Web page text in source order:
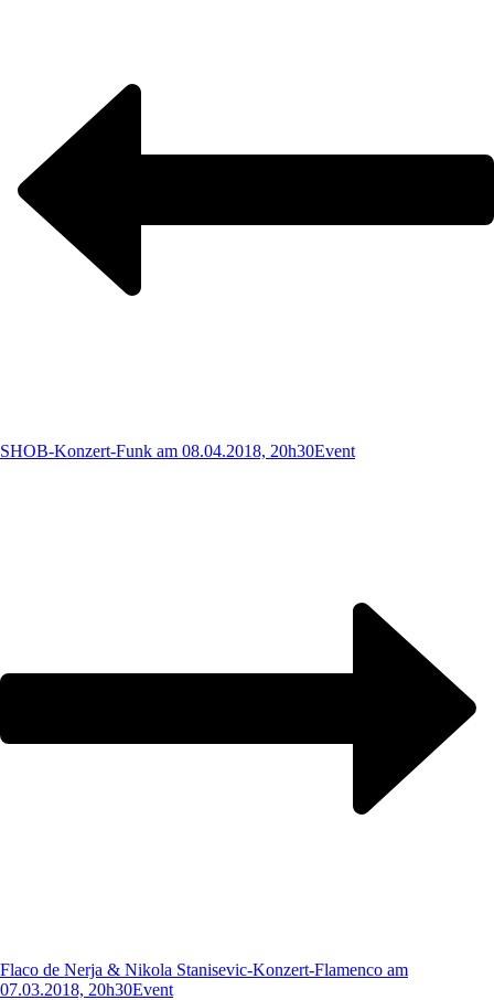
SHOB-Konzert-Funk am 08.04.2018, 20h30Event
Flaco de Nerja & Nikola Stanisevic-Konzert-Flamenco am
07.03.2018, 20h30Event